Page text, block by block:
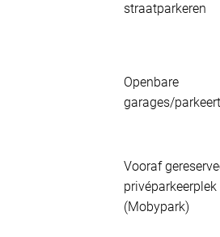
straatparkeren
Openbare
garages/
Vooraf
privéparkeerplek
(Mobypark)